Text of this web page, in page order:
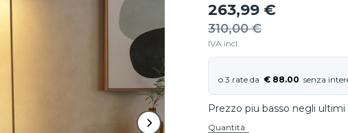
263,99 €
310,00 €
IVA incl.
€ 88.00
Prezzo piu basso negli
Quantità